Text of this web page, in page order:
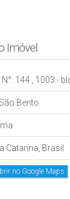
ou investimento
Imóvel
N°: 144 1003 -
Bento
Catarina, Brasil
no Google Maps